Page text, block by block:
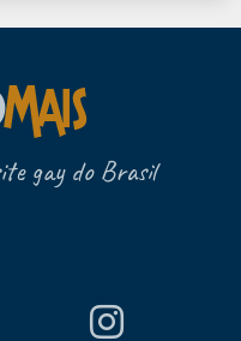
gay do Brasil